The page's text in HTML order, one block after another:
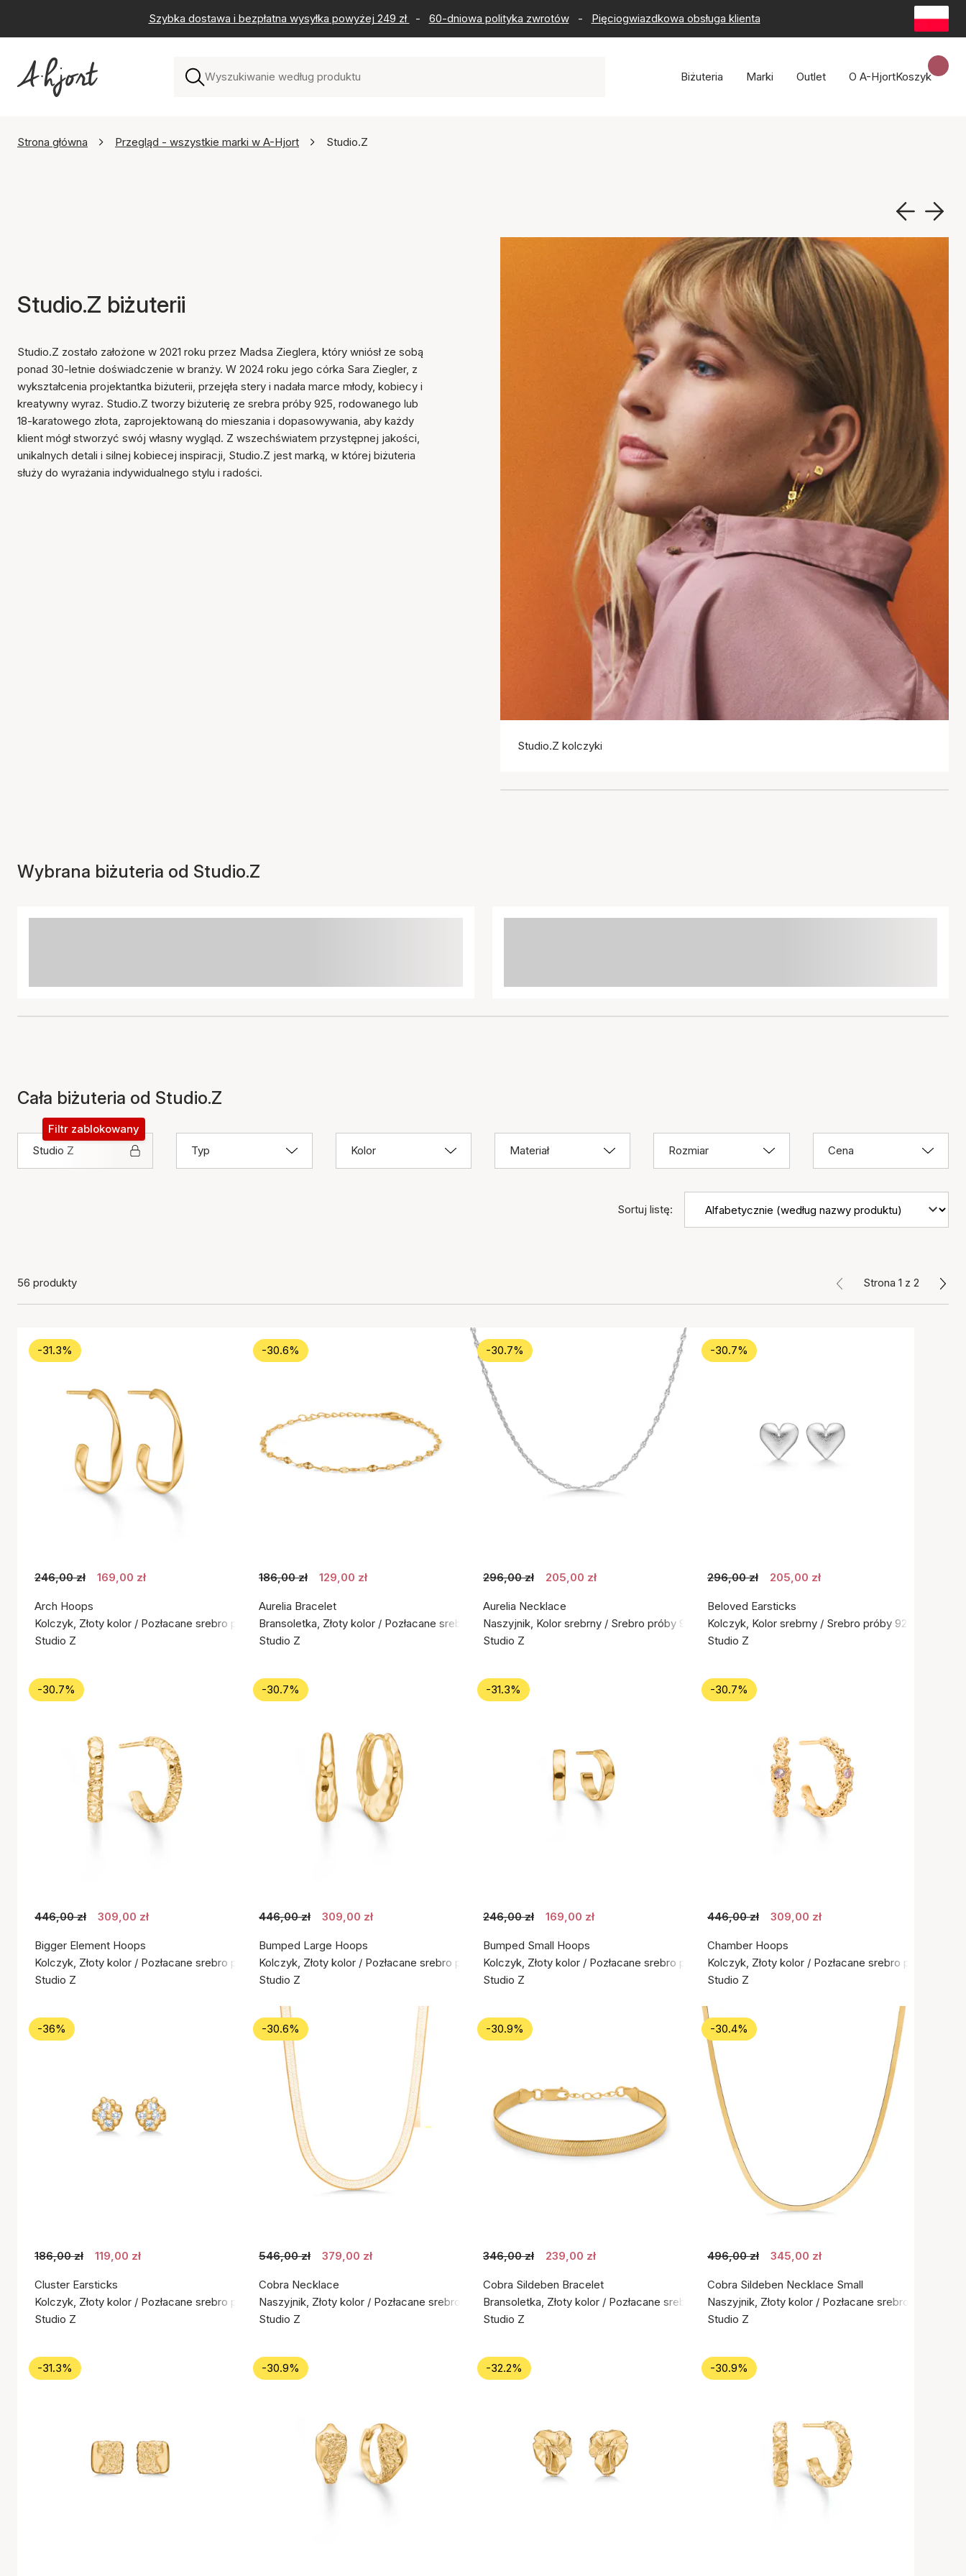
Szybka dostawa i bezpłatna wysyłka powyżej 249 zł - 60-dniowa polityka zwrotów - Pięciogwiazdkowa obsługa klienta
Biżuteria Marki Outlet O A-HjortKoszyk
Strona główna Przegląd - wszystkie marki w A-Hjort Studio.Z
Studio.Z biżuterii
Studio.Z zostało założone w 2021 roku przez Madsa Zieglera, który wniósł ze sobą
ponad 30-letnie doświadczenie w branży. W 2024 roku jego córka Sara Ziegler, z
wykształcenia projektantka biżuterii, przejęła stery i nadała marce młody, kobiecy i
kreatywny wyraz. Studio.Z tworzy biżuterię ze srebra próby 925, rodowanego lub
18-karatowego złota, zaprojektowaną do mieszania i dopasowywania, aby każdy
klient mógł stworzyć swój własny wygląd. Z wszechświatem przystępnej jakości,
unikalnych detali i silnej kobiecej inspiracji, Studio.Z jest marką, w której biżuteria
służy do wyrażania indywidualnego stylu i radości.
Studio.Z kolczyki
Wybrana biżuteria od Studio.Z
Cała biżuteria od Studio.Z
Studio Z
Filtr zablokowany
Typ
Kolor Materiał Rozmiar Cena
Sortuj listę:
56 produkty Strona 1 z 2
-31.3%
246,00 zł 169,00 zł
Arch Hoops
Kolczyk, Złoty kolor / Pozłacane srebro próby 925
Studio Z
-30.6%
186,00 zł 129,00 zł
Aurelia Bracelet
Bransoletka, Złoty kolor / Pozłacane srebro próby 925
Studio Z
-30.7%
296,00 zł 205,00 zł
Aurelia Necklace
Naszyjnik, Kolor srebrny / Srebro próby 925
Studio Z
-30.7%
296,00 zł 205,00 zł
Beloved Earsticks
Kolczyk, Kolor srebrny / Srebro próby 925
Studio Z
-30.7%
446,00 zł 309,00 zł
Bigger Element Hoops
Kolczyk, Złoty kolor / Pozłacane srebro próby 925
Studio Z
-30.7%
446,00 zł 309,00 zł
Bumped Large Hoops
Kolczyk, Złoty kolor / Pozłacane srebro próby 925
Studio Z
-31.3%
246,00 zł 169,00 zł
Bumped Small Hoops
Kolczyk, Złoty kolor / Pozłacane srebro próby 925
Studio Z
-30.7%
446,00 zł 309,00 zł
Chamber Hoops
Kolczyk, Złoty kolor / Pozłacane srebro próby 925
Studio Z
-36%
186,00 zł 119,00 zł
Cluster Earsticks
Kolczyk, Złoty kolor / Pozłacane srebro próby 925
Studio Z
-30.6%
546,00 zł 379,00 zł
Cobra Necklace
Naszyjnik, Złoty kolor / Pozłacane srebro próby 925
Studio Z
-30.9%
346,00 zł 239,00 zł
Cobra Sildeben Bracelet
Bransoletka, Złoty kolor / Pozłacane srebro próby 925
Studio Z
-30.4%
496,00 zł 345,00 zł
Cobra Sildeben Necklace Small
Naszyjnik, Złoty kolor / Pozłacane srebro próby 925
Studio Z
-31.3% -30.9% -32.2% -30.9%